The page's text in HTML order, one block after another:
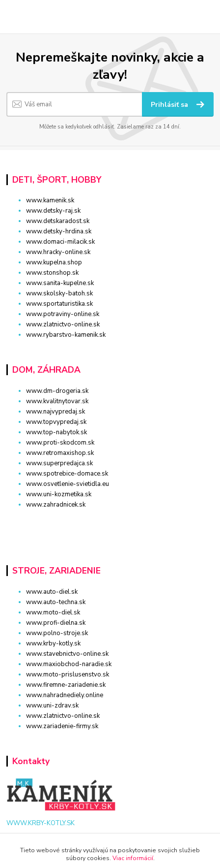
Nepremeškajte novinky, akcie a
zľavy!
Prihlásiť sa
Môžete sa kedykoľvek odhlásiť. Zasielame raz za 14 dní.
DETI, ŠPORT, HOBBY
www.kamenik.sk
www.detsky-raj.sk
www.detskaradost.sk
www.detsky-hrdina.sk
www.domaci-milacik.sk
www.hracky-online.sk
www.kupelna.shop
www.stonshop.sk
www.sanita-kupelne.sk
www.skolsky-batoh.sk
www.sportaturistika.sk
www.potraviny-online.sk
www.zlatnictvo-online.sk
www.rybarstvo-kamenik.sk
DOM, ZÁHRADA
www.dm-drogeria.sk
www.kvalitnytovar.sk
www.najvypredaj.sk
www.topvypredaj.sk
www.top-nabytok.sk
www.proti-skodcom.sk
www.retromaxishop.sk
www.superpredajca.sk
www.spotrebice-domace.sk
www.osvetlenie-svietidla.eu
www.uni-kozmetika.sk
www.zahradnicek.sk
STROJE, ZARIADENIE
www.auto-diel.sk
www.auto-techna.sk
www.moto-diel.sk
www.profi-dielna.sk
www.polno-stroje.sk
www.krby-kotly.sk
www.stavebnictvo-online.sk
www.maxiobchod-naradie.sk
www.moto-prislusenstvo.sk
www.firemne-zariadenie.sk
www.nahradnediely.online
www.uni-zdrav.sk
www.zlatnictvo-online.sk
www.zariadenie-firmy.sk
Kontakty
WWW.KRBY-KOTLY.SK
Tieto webové stránky využívajú na poskytovanie svojich služieb
súbory cookies. Viac informácií.